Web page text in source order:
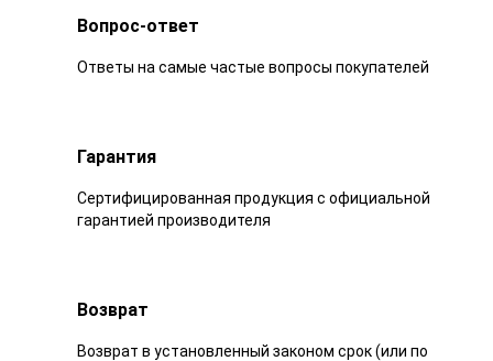
Вопрос-ответ
Ответы на самые частые вопросы покупателей
Гарантия
Сертифицированная продукция с официальной
гарантией производителя
Возврат
Возврат в установленный законом срок (или по